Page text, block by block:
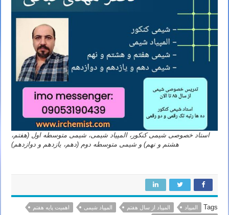
استاد خصوصی شیمی کنکور، المپیاد شیمی، شیمی متوسطه اول (هفتم،
هشتم و نهم) و شیمی متوسطه دوم (دهم، یازدهم و دوازدهم)
Tags المپیاد المپیاد از سال هفتم المپیاد شیمی
اهمیت پایه هفتم